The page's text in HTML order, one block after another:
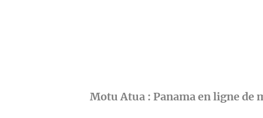
Motu Atua : Panama en ligne de